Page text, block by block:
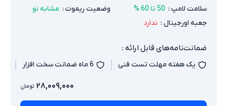
سلامت لامپ : 50 تا 60 % وضعیت ریموت : مشابه نو
جعبه اورجینال : ندارد
ضمانت‌نامه‌های قابل ارائه :
یک هفته مهلت تست فنی 6 ماه ضمانت سخت افزار
۲۸,۰۰۹,۰۰۰ تومان